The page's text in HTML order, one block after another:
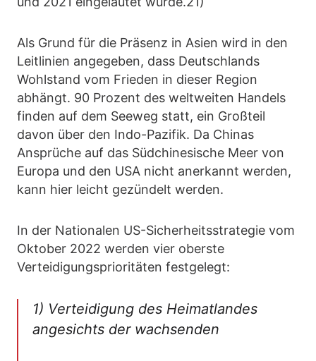
Als Grund für die Präsenz in Asien wird in den
Leitlinien angegeben, dass Deutschlands
Wohlstand vom Frieden in dieser Region
abhängt. 90 Prozent des weltweiten Handels
finden auf dem Seeweg statt, ein Großteil
davon über den Indo-Pazifik. Da Chinas
Ansprüche auf das Südchinesische Meer von
Europa und den USA nicht anerkannt werden,
kann hier leicht gezündelt werden.
In der Nationalen US-Sicherheitsstrategie vom
Oktober 2022 werden vier oberste
Verteidigungsprioritäten festgelegt:
1) Verteidigung des Heimatlandes
angesichts der wachsenden